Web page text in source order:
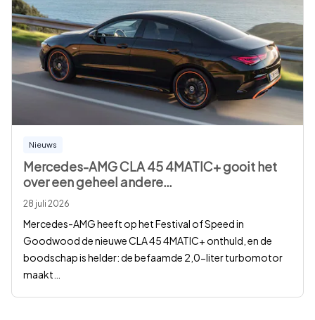
Nieuws
Mercedes-AMG CLA 45 4MATIC+ gooit het
over een geheel andere…
28 juli 2026
Mercedes-AMG heeft op het Festival of Speed in
Goodwood de nieuwe CLA 45 4MATIC+ onthuld, en de
boodschap is helder: de befaamde 2,0-liter turbomotor
maakt